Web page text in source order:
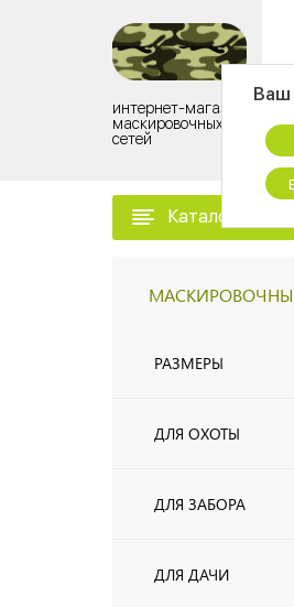
интернет-магазин
маскировочных
сетей
Ваш
Каталог
РАЗМЕРЫ
ДЛЯ ОХОТЫ
ДЛЯ ЗАБОРА
ДЛЯ ДАЧИ